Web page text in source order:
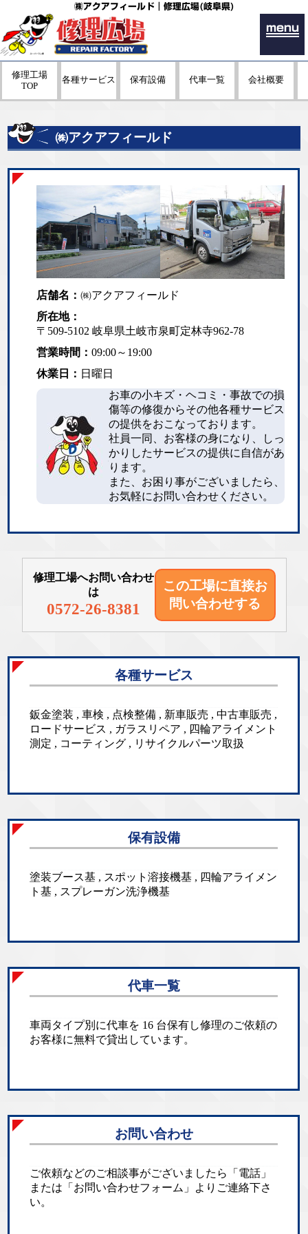
㈱アクアフィールド｜修理広場(岐阜県)
menu
修理工場
TOP
各種サービス 保有設備 代車一覧 会社概要
㈱アクアフィールド
店舗名：㈱アクアフィールド
所在地：
〒509-5102 岐阜県土岐市泉町定林寺962-78
営業時間：09:00～19:00
休業日： 日曜日
お車の小キズ・ヘコミ・事故での損
傷等の修復からその他各種サービス
の提供をおこなっております。
社員一同、お客様の身になり、しっ
かりしたサービスの提供に自信があ
ります。
また、お困り事がございましたら、
お気軽にお問い合わせください。
修理工場へお問い合わせ
は
0572-26-8381
この工場に直接お
問い合わせする
各種サービス
鈑金塗装 , 車検 , 点検整備 , 新車販売 , 中古車販売 ,
ロードサービス , ガラスリペア , 四輪アライメント
測定 , コーティング , リサイクルパーツ取扱
保有設備
塗装ブース基 , スポット溶接機基 , 四輪アライメン
ト基 , スプレーガン洗浄機基
代車一覧
車両タイプ別に代車を 16 台保有し修理のご依頼の
お客様に無料で貸出しています。
お問い合わせ
ご依頼などのご相談事がございましたら「電話」
または「お問い合わせフォーム」よりご連絡下さ
い。